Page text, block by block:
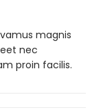
magnis
nec
proin facilis.